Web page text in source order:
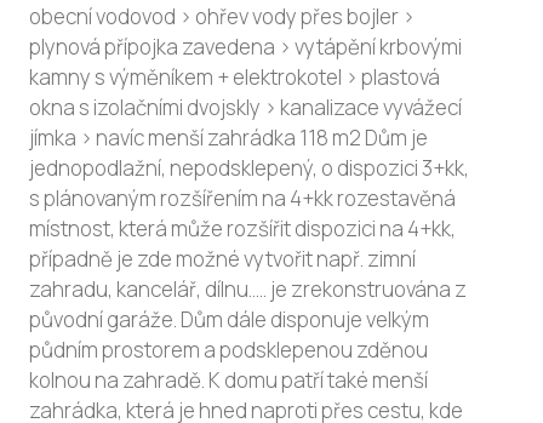
obecní vodovod > ohřev vody přes bojler >
plynová přípojka zavedena > vytápění krbovými
kamny s výměníkem + elektrokotel > plastová
okna s izolačními dvojskly > kanalizace vyvážecí
jímka > navíc menší zahrádka 118 m2 Dům je
jednopodlažní, nepodsklepený, o dispozici 3+kk,
s plánovaným rozšířením na 4+kk rozestavěná
místnost, která může rozšířit dispozici na 4+kk,
případně je zde možné vytvořit např. zimní
zahradu, kancelář, dílnu..... je zrekonstruována z
původní garáže. Dům dále disponuje velkým
půdním prostorem a podsklepenou zděnou
kolnou na zahradě. K domu patří také menší
zahrádka, která je hned naproti přes cestu, kde